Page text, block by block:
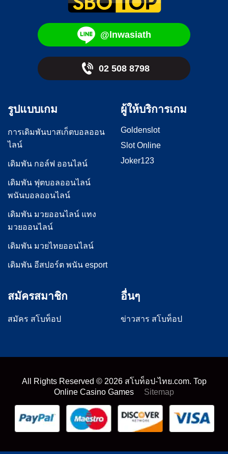
@lnwasiath
02 508 8798
รูปแบบเกม
การเดิมพันบาสเก็ตบอลออน
ไลน์
เดิมพัน กอล์ฟ ออนไลน์
เดิมพัน ฟุตบอลออนไลน์
พนันบอลออนไลน์
เดิมพัน มวยออนไลน์ แทง
มวยออนไลน์
เดิมพัน มวยไทยออนไลน์
เดิมพัน อีสปอร์ต พนัน esport
ผู้ให้บริการเกม
Goldenslot
Slot Online
Joker123
สมัครสมาชิก
สมัคร สโบท็อป
อื่นๆ
ข่าวสาร สโบท็อป
All Rights Reserved © 2026สโบท็อป-ไทย.com. Top
Online Casino Games
Sitemap